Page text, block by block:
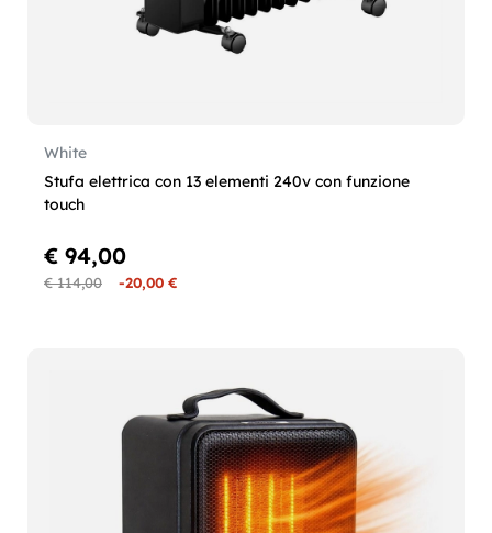
White
Stufa elettrica con 13 elementi 240v con funzione
touch
€ 114,00 -20,00 €
€ 94,00